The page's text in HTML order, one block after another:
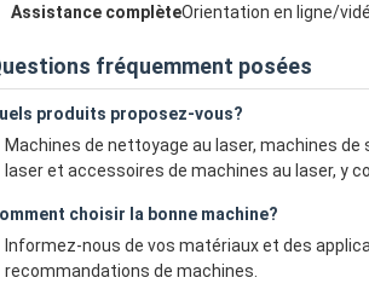
Assistance complèteOrientation en ligne/
fréquemment posées
produits proposez-vous?
Machines de nettoyage au laser, machines
laser et accessoires de machines au laser, y
choisir la bonne machine?
Informez-nous de vos matériaux et des
recommandations de machines.